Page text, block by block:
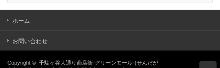
ホーム
お問い合わせ
Copyright © 千駄ヶ谷大通り商店街-グリーンモール-(せんだが